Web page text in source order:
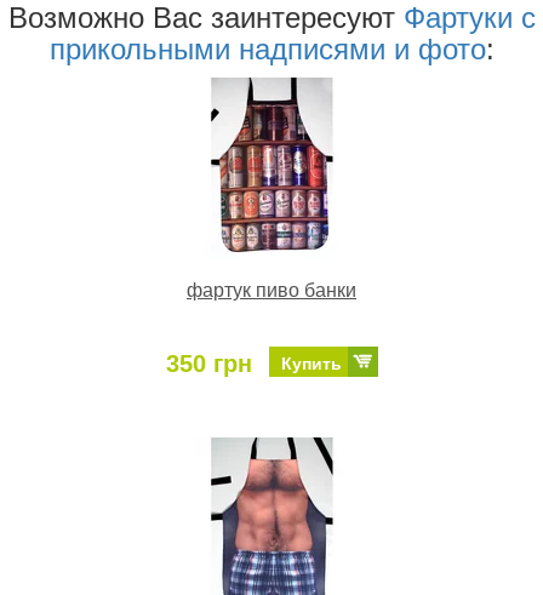
Возможно Ваc заинтересуют Фартуки с
прикольными надписями и фото:
фартук пиво банки
350 грн Купить